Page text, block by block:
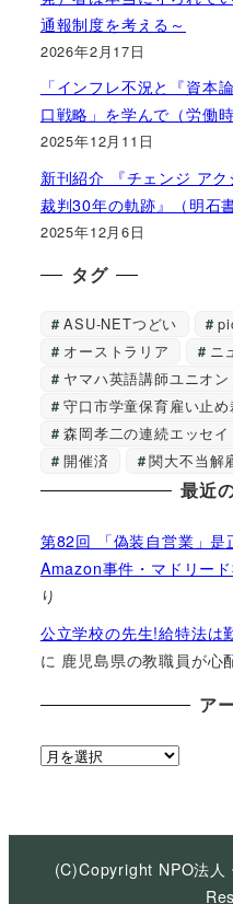
通報制度を考える～
2026年2月17日
「インフレ不況と『資本
口戦略」を学んで（労働時
2025年12月11日
新刊紹介 『チェンジ ア
裁判30年の軌跡』（明石
2025年12月6日
タグ
ASU-NETつどい
オーストラリア
ニ
ヤマハ英語講師ユニオン
守口市学童保育雇い止め
森岡孝二の連続エッセイ
開催済
関大不当解
最近
第82回 「偽装自営業」是
Amazon事件・マドリー
り
公立学校の先生!給特法は
に 鹿児島県の教職員が心
ア
ア
イ
(C)Copyright NPO法